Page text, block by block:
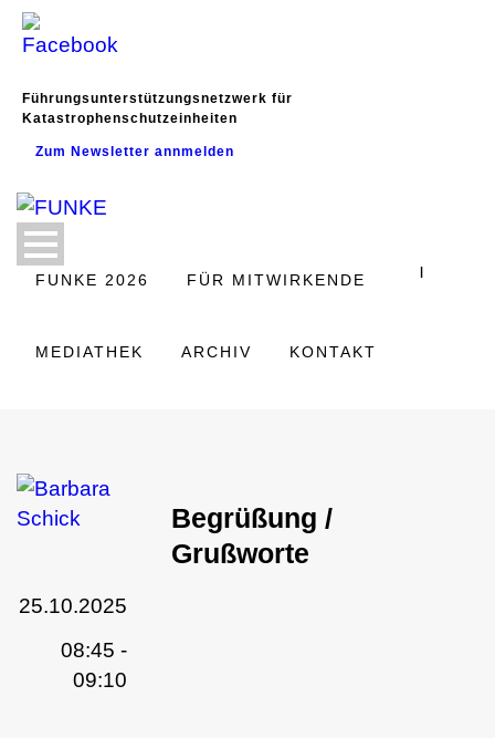
Führungsunterstützungsnetzwerk für
Katastrophenschutzeinheiten
Zum Newsletter annmelden
FUNKE 2026 FÜR MITWIRKENDE
MEDIATHEK ARCHIV KONTAKT
25.10.2025
08:45 -
09:10
Begrüßung /
Grußworte